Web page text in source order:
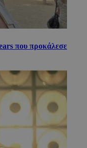
που προκάλεσε